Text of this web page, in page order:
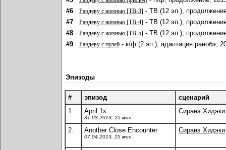
#6
Рандеву с жизнью [ТВ-3] - ТВ (12 эп.),
#7
Рандеву с жизнью [ТВ-4] - ТВ (12 эп.),
#8
Рандеву с жизнью [ТВ-5] - ТВ (12 эп.),
#9
Рандеву с пулей - к/ф (2 эп.), адаптация ранобэ,
Эпизоды
# эпизод
сценарий
1.
April 1x
31.03.2013, 25 мин.
Сиранэ Хидэки
2. Another Close Encounter
07.04.2013, 25 мин.
Сиранэ Хидэки